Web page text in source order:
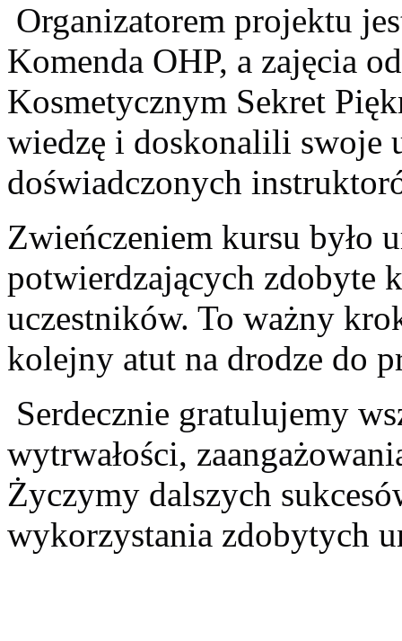
Organizatorem projektu
Komenda OHP, a zajęcia
Kosmetycznym Sekret
wiedzę i doskonalili swoje
doświadczonych
Zwieńczeniem kursu było
potwierdzających zdobyte
uczestników. To ważny
kolejny atut na drodze do
Serdecznie gratulujemy
wytrwałości,
Życzymy dalszych
wykorzystania zdobytych